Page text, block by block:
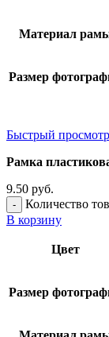
Материал
Размер
Быстрый просмотр
Рамка
9.50 руб.
Количество
В корзину
Цвет
Размер